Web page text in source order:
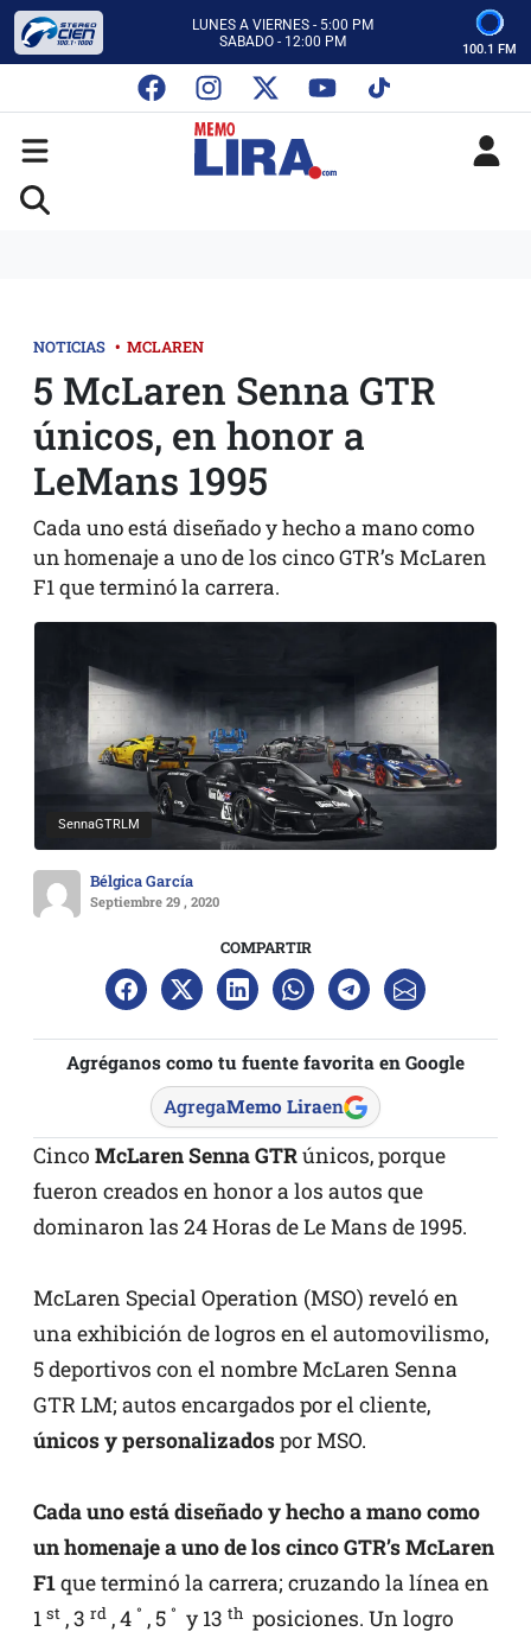
LUNES A VIERNES - 5:00 PM
SABADO - 12:00 PM
CON MEMO LIRA Y SU EQUIPO
LUNES A VIERNES - 5:00 PM
SABADO - 12:00 PM
100.1 FM
NOTICIAS • MCLAREN
5 McLaren Senna GTR
únicos, en honor a
LeMans 1995
Cada uno está diseñado y hecho a mano como
un homenaje a uno de los cinco GTR’s McLaren
F1 que terminó la carrera.
SennaGTRLM
Bélgica García
Septiembre 29 , 2020
COMPARTIR
Agréganos como tu fuente favorita en Google
AgregaMemo Liraen
Cinco McLaren Senna GTRúnicos, porque
fueron creados en honor a los autos que
dominaron las 24 Horas de Le Mans de 1995.
McLaren Special Operation (MSO) reveló en
una exhibición de logros en el automovilismo,
5 deportivos con el nombre McLaren Senna
GTR LM; autos encargados por el cliente,
únicos y personalizadospor MSO.
Cada uno está diseñado y hecho a mano como
un homenaje a uno de los cinco GTR’s McLaren
F1que terminó la carrera; cruzando la línea en
1 st , 3 rd , 4 ° , 5 ° y 13 th posiciones. Un logro